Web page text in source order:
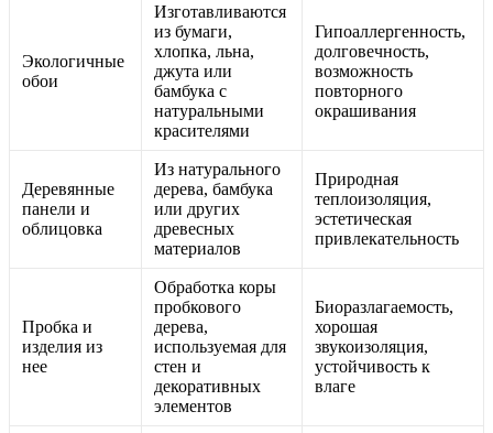
Экологичные
обои
Изготавливаются
из бумаги,
хлопка, льна,
джута или
бамбука с
натуральными
красителями
Гипоаллергенность,
долговечность,
возможность
повторного
окрашивания
Деревянные
панели и
облицовка
Из натурального
дерева, бамбука
или других
древесных
материалов
Природная
теплоизоляция,
эстетическая
привлекательность
Пробка и
изделия из
нее
Обработка коры
пробкового
дерева,
используемая для
стен и
декоративных
элементов
Биоразлагаемость,
хорошая
звукоизоляция,
устойчивость к
влаге